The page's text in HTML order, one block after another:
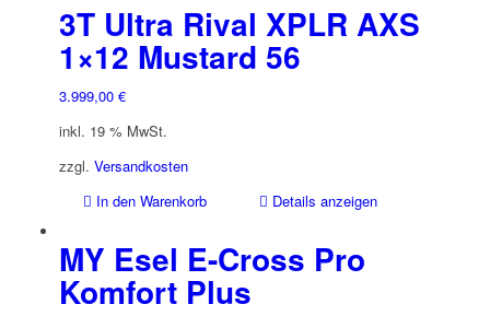
3T Ultra Rival XPLR AXS
1×12 Mustard 56
3.999,00 €
inkl. 19 % MwSt.
zzgl. Versandkosten
In den Warenkorb
Details anzeigen
MY Esel E-Cross Pro
Komfort Plus